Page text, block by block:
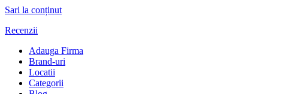
Sari la conținut
Recenzii
Adauga Firma
Brand-uri
Locatii
Categorii